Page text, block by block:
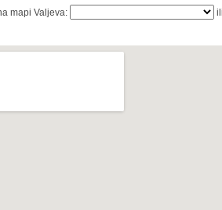
mapi Valjeva: